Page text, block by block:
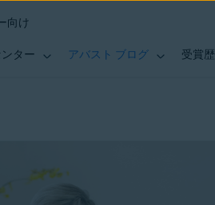
向け
ター アバスト ブログ 受賞歴